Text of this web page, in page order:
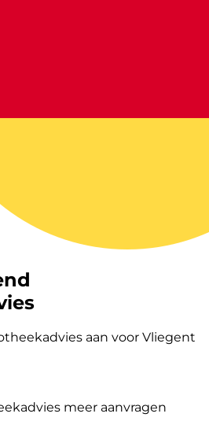
aan voor Vliegent
meer aanvragen